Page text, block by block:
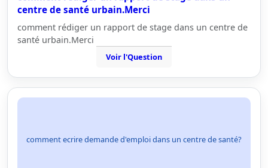
centre de santé urbain.Merci
comment rédiger un rapport de stage dans un centre de
santé urbain.Merci
Voir l'Question
comment ecrire demande d'emploi dans un centre de santé?